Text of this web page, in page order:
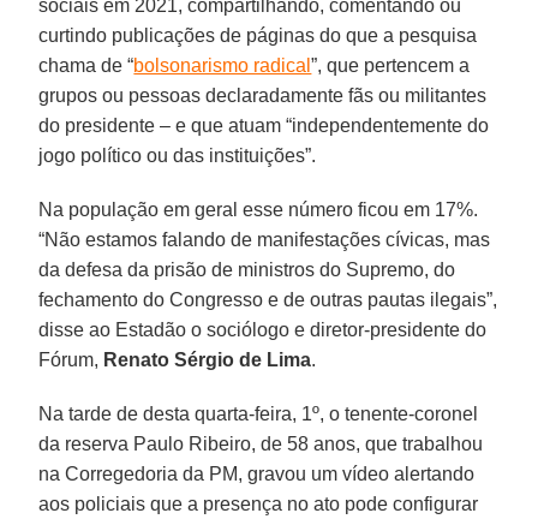
sociais em 2021, compartilhando, comentando ou
curtindo publicações de páginas do que a pesquisa
chama de “bolsonarismo radical”, que pertencem a
grupos ou pessoas declaradamente fãs ou militantes
do presidente – e que atuam “independentemente do
jogo político ou das instituições”.
Na população em geral esse número ficou em 17%.
“Não estamos falando de manifestações cívicas, mas
da defesa da prisão de ministros do Supremo, do
fechamento do Congresso e de outras pautas ilegais”,
disse ao Estadão o sociólogo e diretor-presidente do
Fórum, Renato Sérgio de Lima.
Na tarde de desta quarta-feira, 1º, o tenente-coronel
da reserva Paulo Ribeiro, de 58 anos, que trabalhou
na Corregedoria da PM, gravou um vídeo alertando
aos policiais que a presença no ato pode configurar